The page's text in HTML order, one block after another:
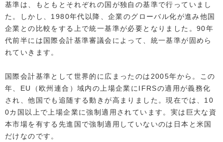
基準は、もともとそれぞれの国が独自の基準で行っていまし
た。しかし、1980年代以降、企業のグローバル化が進み他国
企業との比較をする上で統一基準が必要となりました。90年
代前半には国際会計基準審議会によって、統一基準が固めら
れていきます。
国際会計基準として世界的に広まったのは2005年から。この
年、EU（欧州連合）域内の上場企業にIFRSの適用が義務化
され、他国でも追随する動きが高まりました。現在では、10
0カ国以上で上場企業に強制適用されています。実は巨大な資
本市場を有する先進国で強制適用していないのは日本と米国
だけなのです。